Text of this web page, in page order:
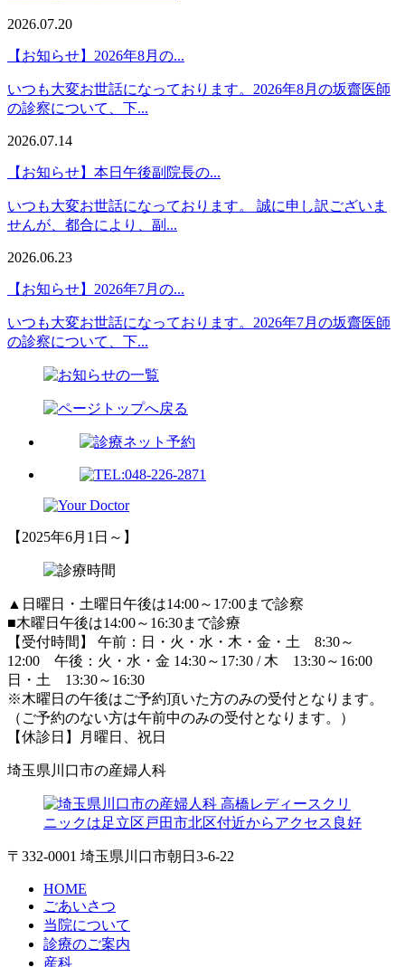
2026.07.20
【お知らせ】2026年8月の...
いつも大変お世話になっております。2026年8月の坂齋医師
の診察について、下...
2026.07.14
【お知らせ】本日午後副院長の...
いつも大変お世話になっております。 誠に申し訳ございま
せんが、都合により、副...
2026.06.23
【お知らせ】2026年7月の...
いつも大変お世話になっております。2026年7月の坂齋医師
の診察について、下...
【2025年6月1日～】
▲日曜日・土曜日午後は14:00～17:00まで診察
■木曜日午後は14:00～16:30まで診療
【受付時間】 午前：日・火・水・木・金・土 8:30～
12:00 午後：火・水・金 14:30～17:30 / 木 13:30～16:00
日・土 13:30～16:30
※木曜日の午後はご予約頂いた方のみの受付となります。
（ご予約のない方は午前中のみの受付となります。）
【休診日】月曜日、祝日
埼玉県川口市の産婦人科
〒332-0001 埼玉県川口市朝日3-6-22
HOME
ごあいさつ
当院について
診療のご案内
産科